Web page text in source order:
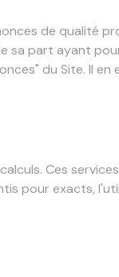
de qualité
sa part ayant
du Site. Il en
Ces
pour exacts,